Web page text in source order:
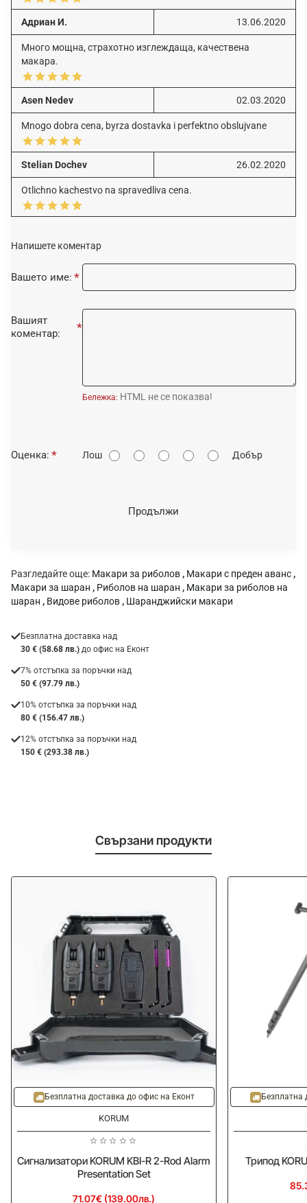
Адриан И. 13.06.2020
Много мощна, страхотно изглеждаща, качествена
макара.
Asen Nedev 02.03.2020
Mnogo dobra cena, byrza dostavka i perfektno obslujvane
Stelian Dochev 26.02.2020
Otlichno kachestvo na spravedliva cena.
Напишете коментар
Вашето име:
Вашият
коментар:
Бележка: HTML не се показва!
О
Оценка: Лош Добър
Продължи
Разгледайте още: Макари за риболов , Макари с преден аванс ,
Макари за шаран , Риболов на шаран , Макари за риболов на
шаран , Видове риболов , Шаранджийски макари
Безплатна доставка над
30 € (58.68 лв.) до офис на Еконт
7% отстъпка за поръчки над
50 € (97.79 лв.)
10% отстъпка за поръчки над
80 € (156.47 лв.)
12% отстъпка за поръчки над
150 € (293.38 лв.)
Свързани продукти
Безплатна доставка до офис на Еконт
KORUM
Сигнализатори KORUM KBI-R 2-Rod Alarm
Presentation Set
71.07€ (139.00лв.)
Безплатна
Трипод